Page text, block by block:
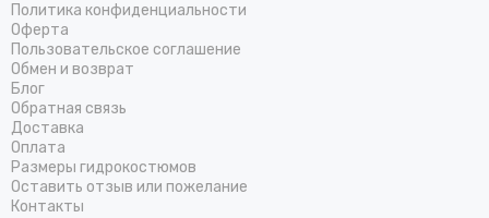
Политика конфиденциальности
Оферта
Пользовательское соглашение
Обмен и возврат
Блог
Обратная связь
Доставка
Оплата
Размеры гидрокостюмов
Оставить отзыв или пожелание
Контакты